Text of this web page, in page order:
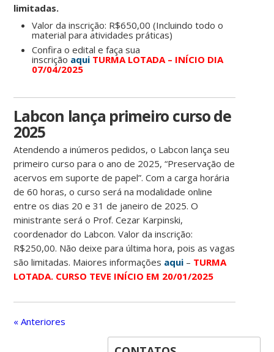
limitadas.
Valor da inscrição: R$650,00 (Incluindo todo o
material para atividades práticas)
Confira o edital e faça sua
inscrição aqui TURMA LOTADA – INÍCIO DIA
07/04/2025
Labcon lança primeiro curso de
2025
Atendendo a inúmeros pedidos, o Labcon lança seu
primeiro curso para o ano de 2025, “Preservação de
acervos em suporte de papel”. Com a carga horária
de 60 horas, o curso será na modalidade online
entre os dias 20 e 31 de janeiro de 2025. O
ministrante será o Prof. Cezar Karpinski,
coordenador do Labcon. Valor da inscrição:
R$250,00. Não deixe para última hora, pois as vagas
são limitadas. Maiores informações aqui – TURMA
LOTADA. CURSO TEVE INÍCIO EM 20/01/2025
« Anteriores